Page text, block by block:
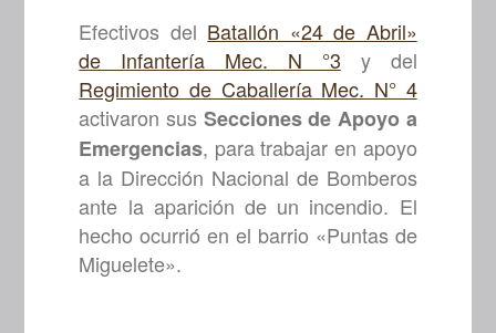
Efectivos del Batallón «24 de Abril»
de Infantería Mec. N °3 y del
Regimiento de Caballería Mec. N° 4
activaron sus Secciones de Apoyo a
Emergencias, para trabajar en apoyo
a la Dirección Nacional de Bomberos
ante la aparición de un incendio. El
hecho ocurrió en el barrio «Puntas de
Miguelete».